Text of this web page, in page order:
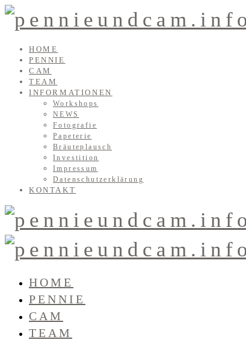
HOME
PENNIE
CAM
TEAM
INFORMATIONEN
Workshops
NEWS
Fotografie
Papeterie
Bräuteplausch
Investition
Impressum
Datenschutzerklärung
KONTAKT
HOME
PENNIE
CAM
TEAM